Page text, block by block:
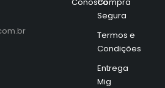
Segura
Termos e
Condições
Entrega
Mig